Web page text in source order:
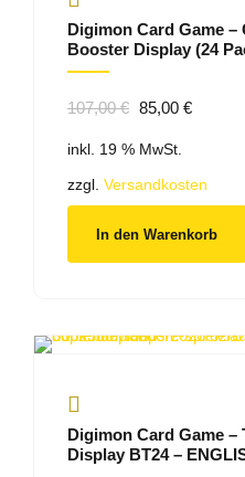
Digimon Card Game –
Booster Display (24
107,00€ Ursprünglicher
war:
107,00 €
85,00 €Aktueller
85,00 €.
inkl. 19 % MwSt.
zzgl. Versandkosten
In den Warenkorb
Digimon Card Game
Display BT24 –